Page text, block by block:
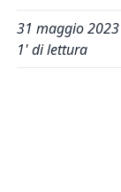
31 maggio 2023
1' di lettura